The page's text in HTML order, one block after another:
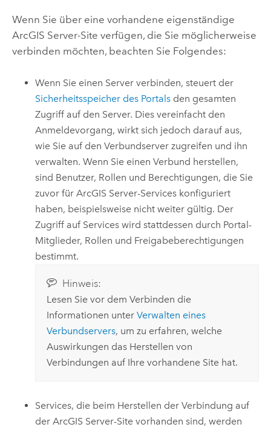
Wenn Sie über eine vorhandene eigenständige
ArcGIS Server-Site verfügen, die Sie möglicherweise
verbinden möchten, beachten Sie Folgendes:
Wenn Sie einen Server verbinden, steuert der
Sicherheitsspeicher des Portals den gesamten
Zugriff auf den Server. Dies vereinfacht den
Anmeldevorgang, wirkt sich jedoch darauf aus,
wie Sie auf den Verbundserver zugreifen und ihn
verwalten. Wenn Sie einen Verbund herstellen,
sind Benutzer, Rollen und Berechtigungen, die Sie
zuvor fürArcGIS Server-Services konfiguriert
haben, beispielsweise nicht weiter gültig. Der
Zugriff auf Services wird stattdessen durch Portal-
Mitglieder, Rollen und Freigabeberechtigungen
bestimmt.
Hinweis:
Lesen Sie vor dem Verbinden die
Informationen unter Verwalten eines
Verbundservers, um zu erfahren, welche
Auswirkungen das Herstellen von
Verbindungen auf Ihre vorhandene Site hat.
Services, die beim Herstellen der Verbindung auf
derArcGIS Server-Site vorhanden sind, werden